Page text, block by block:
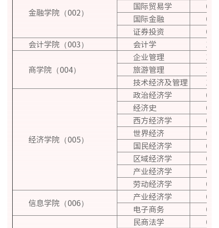
金融学院（002）
国际贸易学
国际金融
证券投资
会计学院（003）
会计学
商学院（004）
企业管理
旅游管理
技术经济及管理
经济学院（005）
政治经济学
经济史
西方经济学
世界经济
国民经济学
区域经济学
产业经济学
劳动经济学
信息学院（006）
产业经济学
电子商务
民商法学